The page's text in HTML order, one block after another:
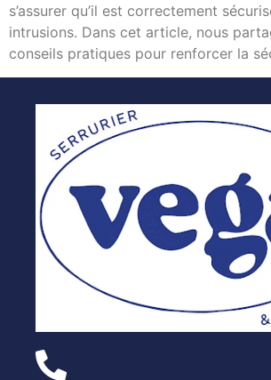
s’assurer qu’il est correctement
intrusions. Dans cet article, nous
conseils pratiques pour renforcer la